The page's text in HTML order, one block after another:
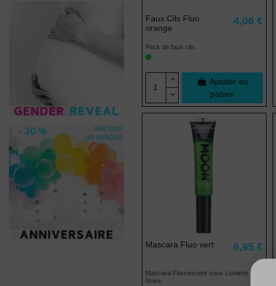
Faux Cils Fluo
orange
4,06 €
Pack de faux cils.
Ajouter au
panier
Mascara Fluo vert 6,95 €
Mascara Fluorescent sous Lumière
Noire.